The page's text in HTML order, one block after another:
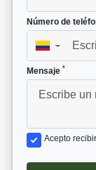
Número de
▼
Mensaje *
Acepto